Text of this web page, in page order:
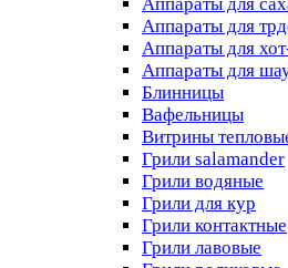
Аппараты для
Аппараты для
Аппараты для
Блинницы
Вафельницы
Витрины
Грили salamander
Грили водяные
Грили для кур
Грили контактные
Грили лавовые